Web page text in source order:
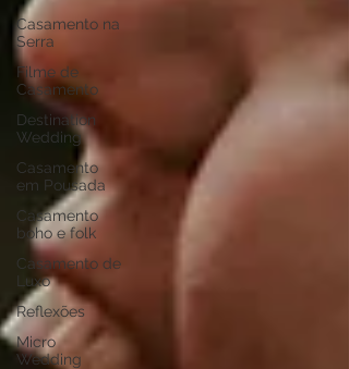
Casamento na
Serra
Filme de
Casamento
Destination
Wedding
Casamento
em Pousada
Casamento
boho e folk
Casamento de
Luxo
Reflexões
Micro
Wedding